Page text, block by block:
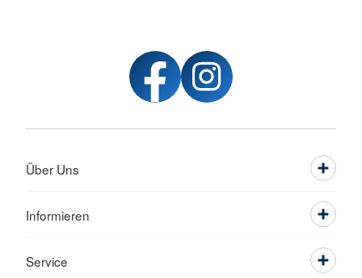
Über Uns
Informieren
Service